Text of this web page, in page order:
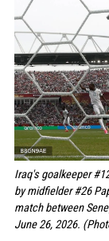
Iraq's goalkeeper
by midfielder #26
match between
June 26, 2026.